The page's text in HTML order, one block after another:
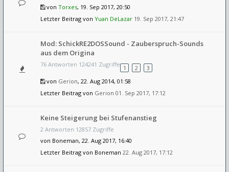
von Torxes, 19. Sep 2017, 20:50
Letzter Beitrag von Yuan DeLazar 19. Sep 2017, 21:47
Mod: SchickRE2DOSSound - Zauberspruch-Sounds
aus dem Origina
76 Antworten 124241 Zugriffe 1 2
3
von Gerion, 22. Aug 2014, 01:58
Letzter Beitrag von Gerion 01. Sep 2017, 17:12
Keine Steigerung bei Stufenanstieg
2 Antworten 12857 Zugriffe
von Boneman, 22. Aug 2017, 16:40
Letzter Beitrag von Boneman 22. Aug 2017, 17:12